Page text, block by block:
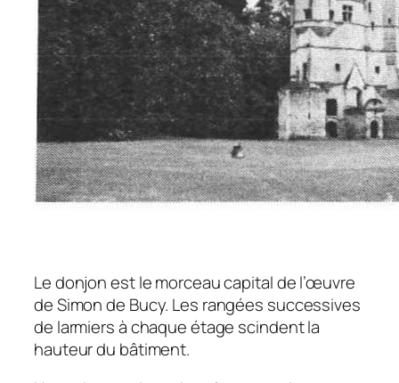
Le donjon est le morceau capital de l’œuvre
de Simon de Bucy. Les rangées successives
de larmiers à chaque étage scindent la
hauteur du bâtiment.